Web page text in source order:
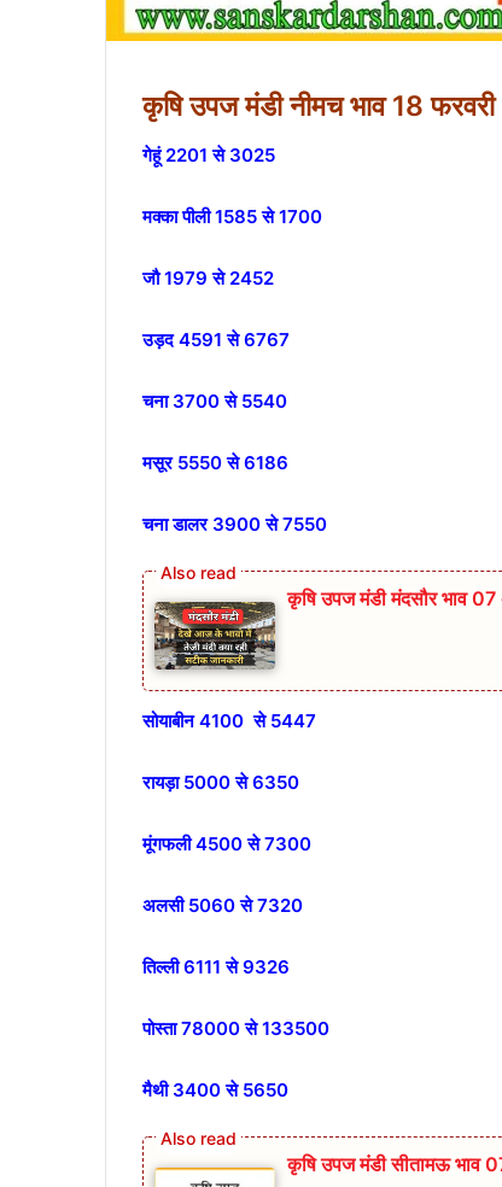
कृषि उपज मंडी नीमच भाव 18
गेहूं 2201 से 3025
मक्का पीली 1585 से 1700
जौ 1979 से 2452
उड़द 4591 से 6767
चना 3700 से 5540
मसूर 5550 से 6186
चना डालर 3900 से 7550
कृषि उपज मंडी मंदसौर भाव
सोयाबीन 4100 से 5447
रायड़ा 5000 से 6350
मूंगफली 4500 से 7300
अलसी 5060 से 7320
तिल्ली 6111 से 9326
पोस्ता 78000 से 133500
मैथी 3400 से 5650
कृषि उपज मंडी सीतामऊ भाव